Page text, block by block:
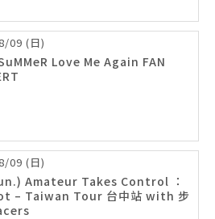
09 (日)
Love Me Again FAN
09 (日)
Amateur Takes Control ：
– Taiwan Tour 台中站 with 步